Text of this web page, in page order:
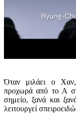
Όταν μιλάει ο Χαν,
προχωρά από το Α
σημείο, ξανά και
λειτουργεί